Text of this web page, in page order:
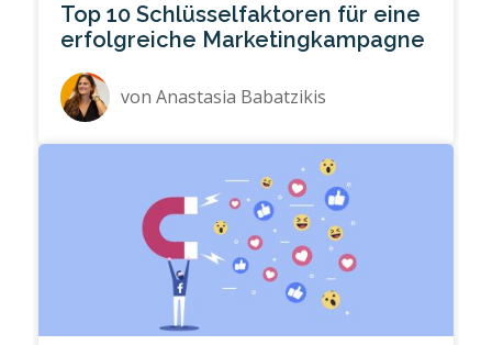
Top 10 Schlüsselfaktoren für eine
erfolgreiche Marketingkampagne
vonAnastasia Babatzikis